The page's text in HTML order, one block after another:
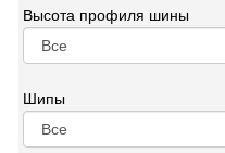
Высота профиля шины
Шипы